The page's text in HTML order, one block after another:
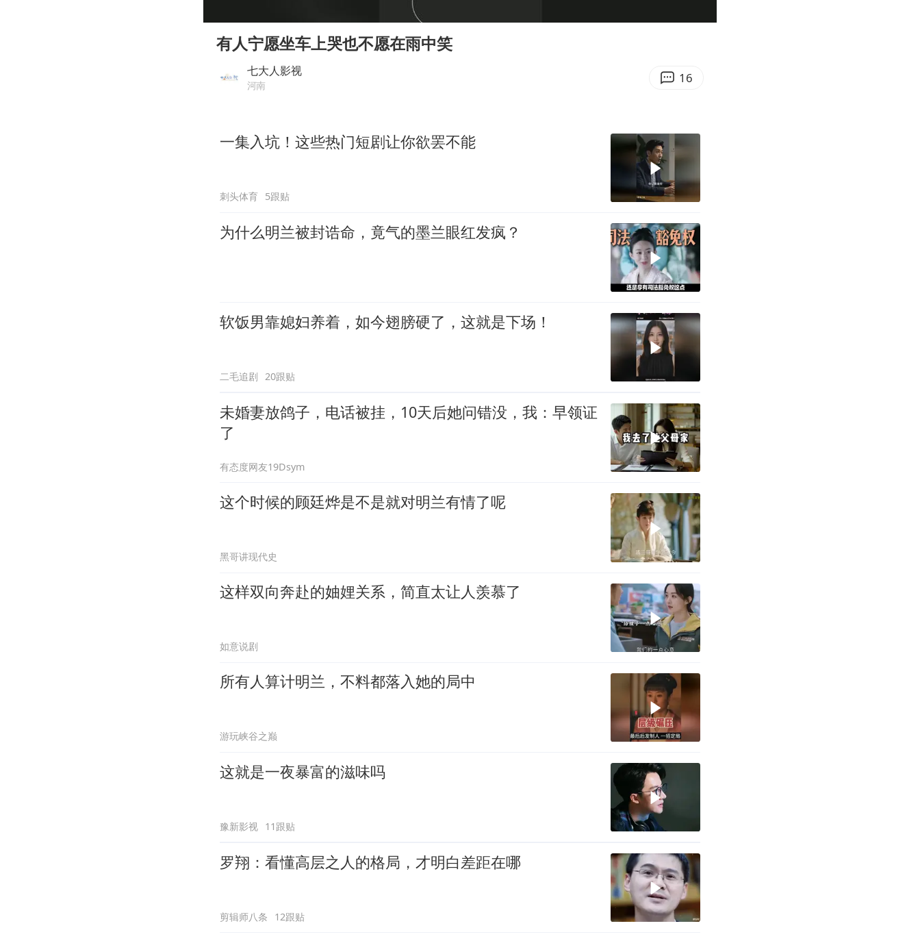
“不怕六爷挂得多 就怕六爷挂一颗”
董璇小酒窝朵朵为佟丽娅庆生
有人宁愿坐车上哭也不愿在雨中笑
七大人影视
河南 16
一集入坑！这些热门短剧让你欲罢不能
刺头体育 5跟贴
为什么明兰被封诰命，竟气的墨兰眼红发疯？
软饭男靠媳妇养着，如今翅膀硬了，这就是下场！
二毛追剧 20跟贴
未婚妻放鸽子，电话被挂，10天后她问错没，我：早领证
了
有态度网友19Dsym
这个时候的顾廷烨是不是就对明兰有情了呢
黑哥讲现代史
这样双向奔赴的妯娌关系，简直太让人羡慕了
如意说剧
所有人算计明兰，不料都落入她的局中
游玩峡谷之巅
这就是一夜暴富的滋味吗
豫新影视 11跟贴
罗翔：看懂高层之人的格局，才明白差距在哪
剪辑师八条 12跟贴